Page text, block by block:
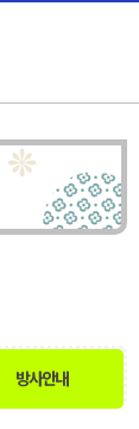
방사안내